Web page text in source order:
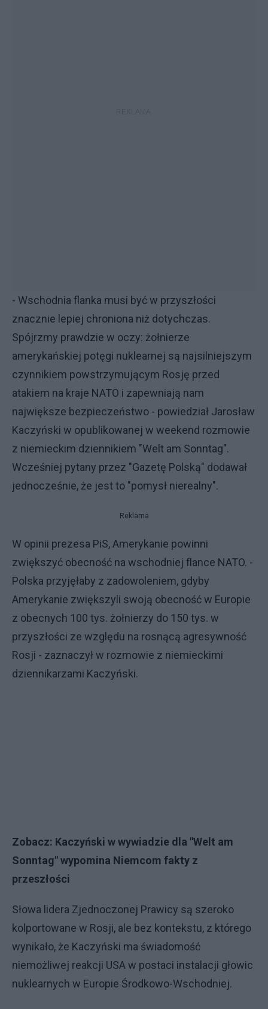
- Wschodnia flanka musi być w przyszłości
znacznie lepiej chroniona niż dotychczas.
Spójrzmy prawdzie w oczy: żołnierze
amerykańskiej potęgi nuklearnej są najsilniejszym
czynnikiem powstrzymującym Rosję przed
atakiem na kraje NATO i zapewniają nam
największe bezpieczeństwo - powiedział Jarosław
Kaczyński w opublikowanej w weekend rozmowie
z niemieckim dziennikiem "Welt am Sonntag".
Wcześniej pytany przez "Gazetę Polską" dodawał
jednocześnie, że jest to "pomysł nierealny".
Reklama
W opinii prezesa PiS, Amerykanie powinni
zwiększyć obecność na wschodniej flance NATO. -
Polska przyjęłaby z zadowoleniem, gdyby
Amerykanie zwiększyli swoją obecność w Europie
z obecnych 100 tys. żołnierzy do 150 tys. w
przyszłości ze względu na rosnącą agresywność
Rosji - zaznaczył w rozmowie z niemieckimi
dziennikarzami Kaczyński.
Zobacz: Kaczyński w wywiadzie dla "Welt am
Sonntag" wypomina Niemcom fakty z
przeszłości
Słowa lidera Zjednoczonej Prawicy są szeroko
kolportowane w Rosji, ale bez kontekstu, z którego
wynikało, że Kaczyński ma świadomość
niemożliwej reakcji USA w postaci instalacji głowic
nuklearnych w Europie Środkowo-Wschodniej.